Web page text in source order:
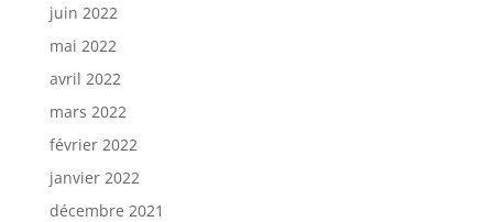
juin 2022
mai 2022
avril 2022
mars 2022
février 2022
janvier 2022
décembre 2021